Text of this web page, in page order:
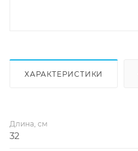
ХАРАКТЕРИСТИКИ
Длина, см
32